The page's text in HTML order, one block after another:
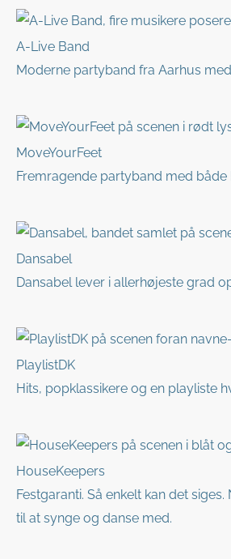
A-Live Band
Moderne partyband fra Aarhus
MoveYourFeet
Fremragende partyband med
Dansabel
Dansabel lever i allerhøjeste grad
PlaylistDK
Hits, popklassikere og en playliste
HouseKeepers
Festgaranti. Så enkelt kan det
til at synge og danse med.